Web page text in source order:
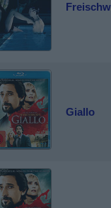
Giallo